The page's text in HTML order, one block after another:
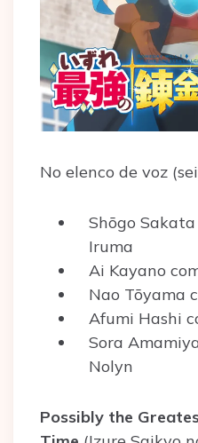
No elenco de voz
Shōgo
Iruma
Ai Kayano
Nao Tōyama
Afumi Hashi
Sora
Nolyn
Possibly the